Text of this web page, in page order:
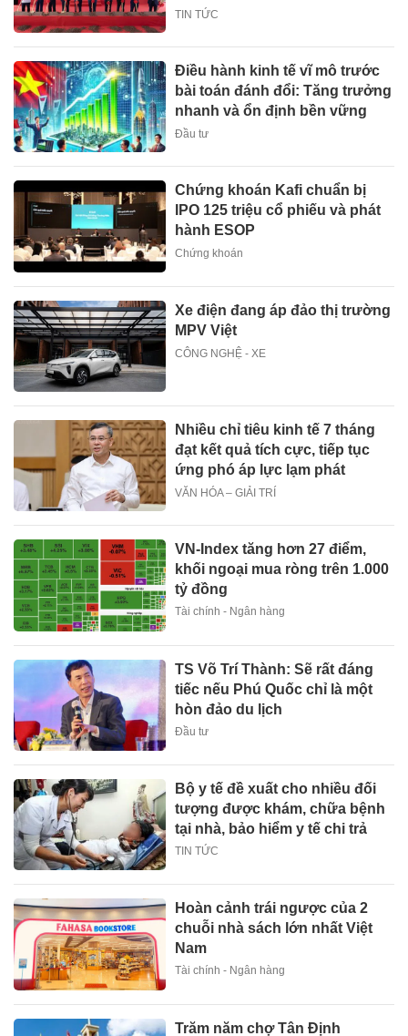
TIN TỨC
Điều hành kinh tế vĩ mô trước
bài toán đánh đổi: Tăng trưởng
nhanh và ổn định bền vững
Đầu tư
Chứng khoán Kafi chuẩn bị
IPO 125 triệu cổ phiếu và phát
hành ESOP
Chứng khoán
Xe điện đang áp đảo thị trường
MPV Việt
CÔNG NGHỆ - XE
Nhiều chỉ tiêu kinh tế 7 tháng
đạt kết quả tích cực, tiếp tục
ứng phó áp lực lạm phát
VĂN HÓA – GIẢI TRÍ
VN-Index tăng hơn 27 điểm,
khối ngoại mua ròng trên 1.000
tỷ đồng
Tài chính - Ngân hàng
TS Võ Trí Thành: Sẽ rất đáng
tiếc nếu Phú Quốc chỉ là một
hòn đảo du lịch
Đầu tư
Bộ y tế đề xuất cho nhiều đối
tượng được khám, chữa bệnh
tại nhà, bảo hiểm y tế chi trả
TIN TỨC
Hoàn cảnh trái ngược của 2
chuỗi nhà sách lớn nhất Việt
Nam
Tài chính - Ngân hàng
Trăm năm chợ Tân Định